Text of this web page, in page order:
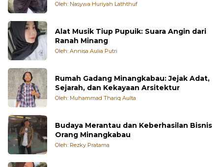
Oleh: Nasywa Huriyah Laththuf
Alat Musik Tiup Pupuik: Suara Angin dari
Ranah Minang
Oleh: Annisa Aulia Putri
Rumah Gadang Minangkabau: Jejak Adat,
Sejarah, dan Kekayaan Arsitektur
Oleh: Muhammad Thariq Aulta
Budaya Merantau dan Keberhasilan Bisnis
Orang Minangkabau
Oleh: Rezky Pratama